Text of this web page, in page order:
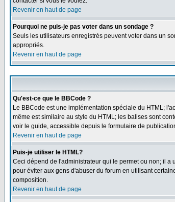
Revenir en haut de page
Pourquoi ne puis-je pas voter dans un sondage ?
Seuls les utilisateurs enregistrés peuvent voter dans un
appropriés.
Revenir en haut de page
Qu'est-ce que le BBCode ?
Le BBCode est une implémentation spéciale du HTML;
même est similaire au style du HTML; les balises sont
voir le guide, accessible depuis le formulaire de
Revenir en haut de page
Puis-je utiliser le HTML?
Ceci dépend de l'administrateur qui le permet ou non; il a
pour éviter aux gens d'abuser du forum en utilisant
composition.
Revenir en haut de page